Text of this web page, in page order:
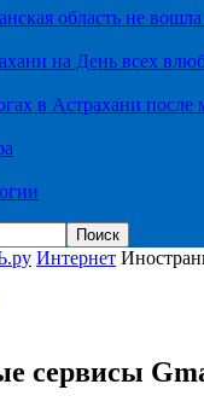
область не
на День всех
в Астрахани после
Интернет
сервисы